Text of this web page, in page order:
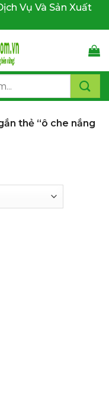
Vụ Và Sản Xuất
thẻ “ô che nắng